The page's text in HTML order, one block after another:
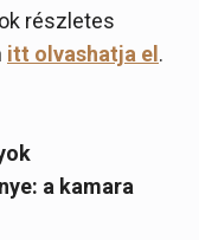
részletes
itt olvashatja el.
a kamara